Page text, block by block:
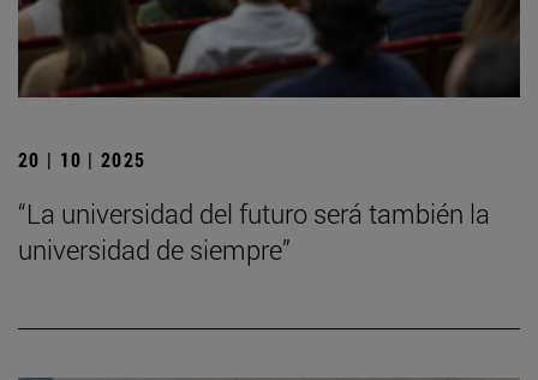
20 | 10 | 2025
“La universidad del futuro será también la
universidad de siempre”